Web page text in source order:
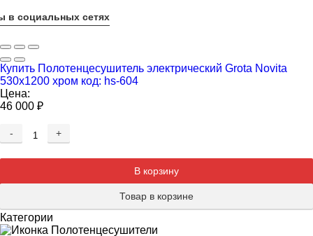
в социальных сетях
Купить Полотенцесушитель электрический Grota Novita
530x1200 хром код: hs-604
Цена:
46 000 ₽
-
+
В корзину
Товар в корзине
Категории